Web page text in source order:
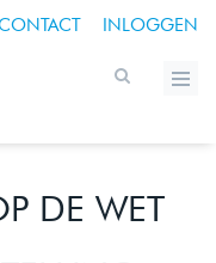
INLOGGEN
DE WET